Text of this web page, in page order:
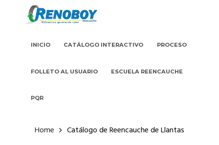
INICIO CATÁLOGO INTERACTIVO PROCESO
FOLLETO AL USUARIO ESCUELA REENCAUCHE
PQR
Home Catálogo de Reencauche de Llantas